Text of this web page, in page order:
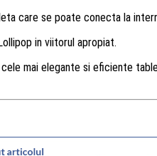
care se poate conecta la
in viitorul apropiat.
mai elegante si eficiente